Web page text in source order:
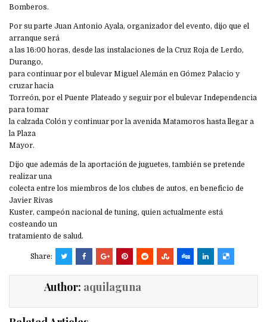
Bomberos.
Por su parte Juan Antonio Ayala, organizador del evento, dijo que el
arranque será
a las 16:00 horas, desde las instalaciones de la Cruz Roja de Lerdo,
Durango,
para continuar por el bulevar Miguel Alemán en Gómez Palacio y
cruzar hacia
Torreón, por el Puente Plateado y seguir por el bulevar Independencia
para tomar
la calzada Colón y continuar por la avenida Matamoros hasta llegar a
la Plaza
Mayor.
Dijo que además de la aportación de juguetes, también se pretende
realizar una
colecta entre los miembros de los clubes de autos, en beneficio de
Javier Rivas
Kuster, campeón nacional de tuning, quien actualmente está
costeando un
tratamiento de salud.
Share:
Author: aquilaguna